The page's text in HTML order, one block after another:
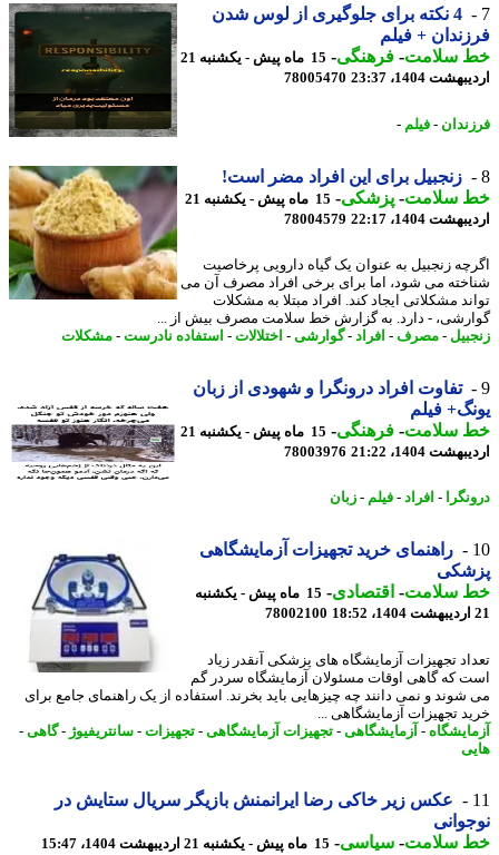
4 نکته برای جلوگیری از لوس شدن
+ فیلم
سلامت-فرهنگی-
15 ماه پیش - یکشنبه 21
1404، 23:37
78005470
- فیلم -
زنجبیل برای این افراد مضر است!
سلامت-پزشکی-
15 ماه پیش - یکشنبه 21
1404، 22:17
78004579
زنجبیل به عنوان یک گیاه دارویی پرخاصیت
می شود، اما برای برخی افراد مصرف آن می
مشکلاتی ایجاد کند. افراد مبتلا به مشکلات
- دارد. به گزارش خط سلامت مصرف بیش از ...
-مصرف- افراد - گوارشی -اختلالات-استفاده نادرست -مشکلات
تفاوت افراد درونگرا و شهودی از زبان
فیلم
سلامت-فرهنگی-
15 ماه پیش - یکشنبه 21
1404، 21:22
78003976
-افراد - فیلم -زبان
راهنمای خرید تجهیزات آزمایشگاهی
سلامت-اقتصادی-
15 ماه پیش - یکشنبه
78002100
تجهیزات آزمایشگاه های پزشکی آنقدر زیاد
که گاهی اوقات مسئولان آزمایشگاه سردر گم
و نمی دانند چه چیزهایی باید بخرند. استفاده از یک راهنمای جامع برای
تجهیزات آزمایشگاهی ...
-آزمایشگاهی-تجهیزات آزمایشگاهی-تجهیزات- سانتریفیوژ-گاهی-
عکس زیر خاکی رضا ایرانمنش بازیگر سریال ستایش در
سلامت-سیاسی-15 ماه پیش - یکشنبه 21 اردیبهشت 1404، 15:47